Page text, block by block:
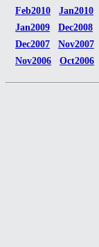
Feb2010
Jan2010
Jan2009
Dec2008
Dec2007
Nov2007
Nov2006
Oct2006